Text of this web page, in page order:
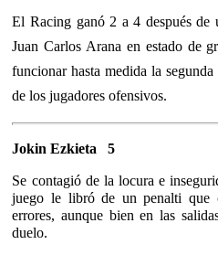
El Racing ganó 2 a 4 después de
Juan Carlos Arana en estado de
funcionar hasta medida la
de los jugadores ofensivos.
Jokin Ezkieta 5
Se contagió de la locura e
juego le libró de un penalti que
errores, aunque bien en las
duelo.